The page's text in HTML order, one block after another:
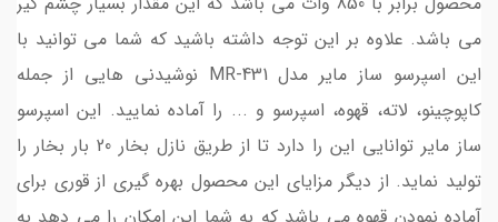
می باشد. علاوه بر این توجه داشته باشید که شما می توانید با
این اسپرسو ساز مایر مدل MR-431 نوشیدنی هایی از جمله
کاپوچینو، لاته، قهوه، اسپرسو و ... را آماده نمایید. این اسپرسو
ساز مایر توانایی این را دارد تا از طریق نازل بخار 20 بار بخار را
تولید نماید. از دیگر مزایای این محصول بهره گیری از قوری برای